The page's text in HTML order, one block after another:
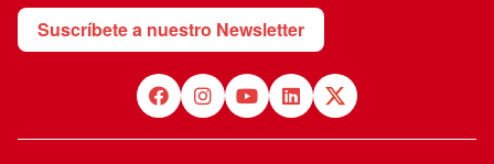
Suscríbete a nuestro Newsletter